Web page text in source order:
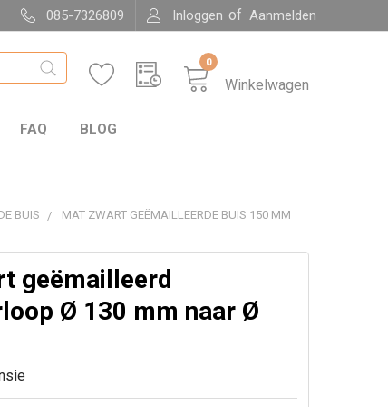
085-7326809 Inloggen of Aanmelden
Winkelwagen
0
FAQ BLOG
BUIS
MAT ZWART GEËMAILLEERDE BUIS 150 MM
geëmailleerd
Ø 130 mm naar Ø